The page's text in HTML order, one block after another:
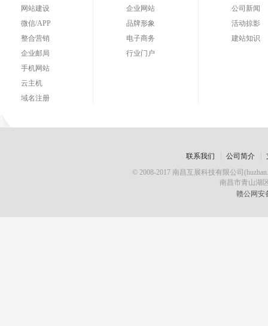
网站建设
微信/APP
整合营销
企业邮局
手机网站
云主机
域名注册
企业网站
品牌形象
电子商务
行业门户
公司新闻
活动掠影
建站知识
联系我们 公司简介
© 2008-2017 南昌互展科技有限公司
南昌市青山湖
赣公网安